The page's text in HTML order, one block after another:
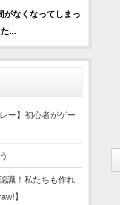
がなくなってしまっ
た...
ー】初心者がゲー
識！私たちも作れ
】